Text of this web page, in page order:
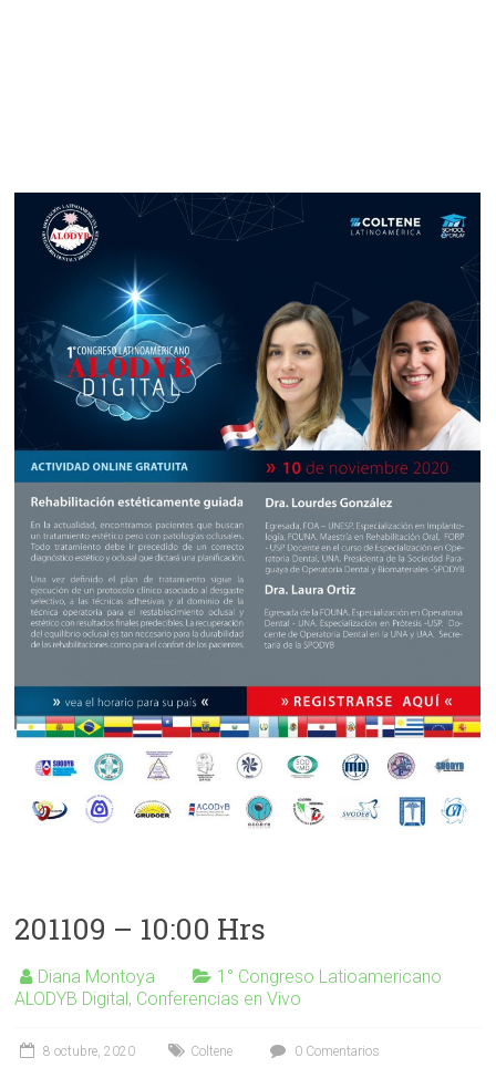
201109 – 10:00 Hrs
Diana Montoya
1° Congreso Latioamericano
ALODYB Digital, Conferencias en Vivo
8 octubre, 2020 Coltene 0 Comentarios